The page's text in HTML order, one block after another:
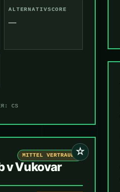
ALTERNATIVSCORE
—
CS
☆
MITTEL VERTRAUEN
v Vukovar